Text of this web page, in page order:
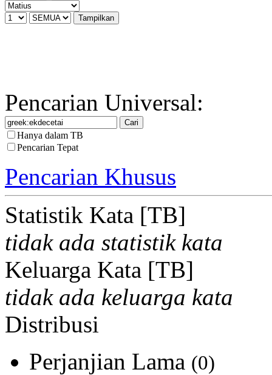
Pencarian Universal:
Hanya dalam TB
Pencarian Tepat
Pencarian Khusus
Statistik Kata [TB]
tidak ada statistik kata
Keluarga Kata [TB]
tidak ada keluarga kata
Distribusi
Perjanjian Lama (0)